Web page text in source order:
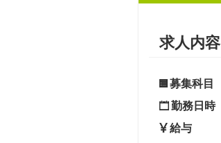
求人内容
募集科目
勤務日時
給与